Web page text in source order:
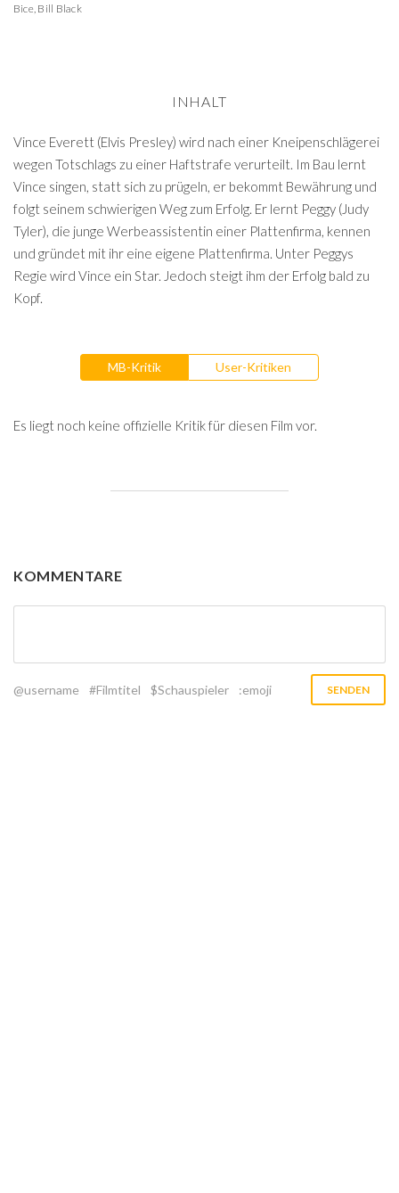
Bice, Bill Black
INHALT
Vince Everett (Elvis Presley) wird nach einer Kneipenschlägerei
wegen Totschlags zu einer Haftstrafe verurteilt. Im Bau lernt
Vince singen, statt sich zu prügeln, er bekommt Bewährung und
folgt seinem schwierigen Weg zum Erfolg. Er lernt Peggy (Judy
Tyler), die junge Werbeassistentin einer Plattenfirma, kennen
und gründet mit ihr eine eigene Plattenfirma. Unter Peggys
Regie wird Vince ein Star. Jedoch steigt ihm der Erfolg bald zu
Kopf.
MB-Kritik User-Kritiken
Es liegt noch keine offizielle Kritik für diesen Film vor.
KOMMENTARE
@username #Filmtitel $Schauspieler :emoji